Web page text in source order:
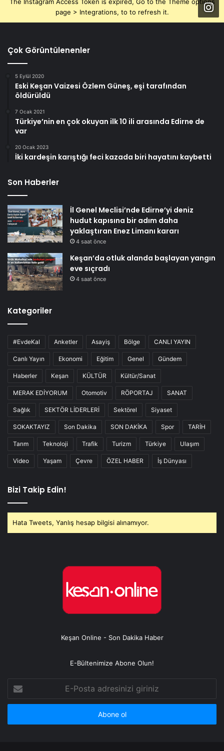
page > Integrations, to to refresh it.
Çok Görüntülenenler
5 Eylül 2020
Eski Keşan Vaizesi Özlem Güneş, eşi tarafından
öldürüldü
7 Ocak 2021
Türkiye’nin en çok okuyan ilk 10 ili arasında Edirne de
var
20 Ocak 2023
İki kardeşin karıştığı feci kazada biri hayatını kaybetti
Son Haberler
İl Genel Meclisi’nde Edirne’yi deniz
hudut kapısına bir adım daha
yaklaştıran Enez Limanı kararı
4 saat önce
Keşan’da otluk alanda başlayan yangın
eve sıçradı
4 saat önce
Kategoriler
#EvdeKal Anketler Asayiş Bölge CANLI YAYIN
Canlı Yayın Ekonomi Eğitim Genel Gündem
Haberler Keşan KÜLTÜR Kültür/Sanat
MERAK EDİYORUM Otomotiv RÖPORTAJ SANAT
Sağlık SEKTÖR LİDERLERİ Sektörel Siyaset
SOKAKTAYIZ Son Dakika SON DAKİKA Spor TARİH
Tarım Teknoloji Trafik Turizm Türkiye Ulaşım
Video Yaşam Çevre ÖZEL HABER İş Dünyası
Bizi Takip Edin!
Hata Tweets, Yanlış hesap bilgisi alınamıyor.
Keşan Online - Son Dakika Haber
E-Bültenimize Abone Olun!
Posta
adresinizi